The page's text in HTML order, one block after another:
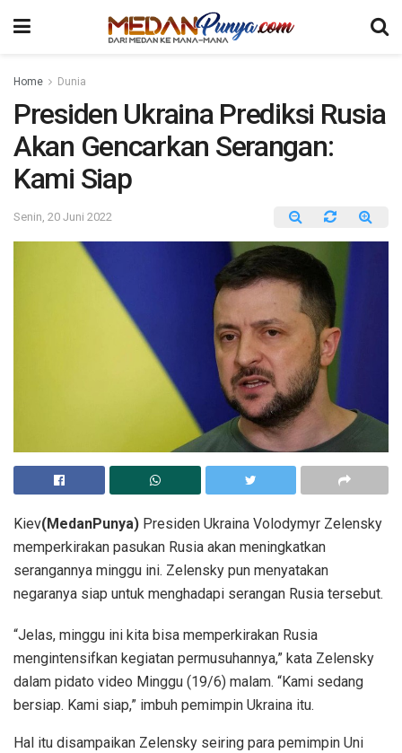
Home Dunia
Presiden Ukraina Prediksi Rusia
Akan Gencarkan Serangan:
Kami Siap
Senin, 20 Juni 2022
Kiev(MedanPunya) Presiden Ukraina Volodymyr Zelensky
memperkirakan pasukan Rusia akan meningkatkan
serangannya minggu ini. Zelensky pun menyatakan
negaranya siap untuk menghadapi serangan Rusia tersebut.
“Jelas, minggu ini kita bisa memperkirakan Rusia
mengintensifkan kegiatan permusuhannya,” kata Zelensky
dalam pidato video Minggu (19/6) malam. “Kami sedang
bersiap. Kami siap,” imbuh pemimpin Ukraina itu.
Hal itu disampaikan Zelensky seiring para pemimpin Uni